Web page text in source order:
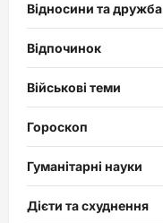
Відносини та дружба
Відпочинок
Військові теми
Гороскоп
Гуманітарні науки
Дієти та схуднення